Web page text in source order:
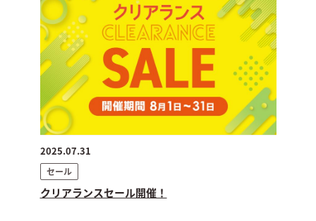
2025.07.31
セール
クリアランスセール開催！